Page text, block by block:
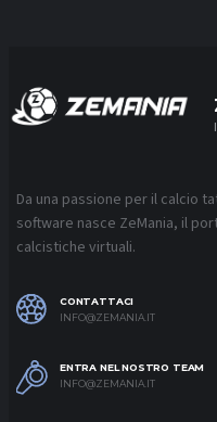
Da una passione per il calcio
software nasce ZeMania, il
calcistiche virtuali.
CONTATTACI
INFO@ZEMANIA.IT
ENTRA NEL NOSTRO TEAM
INFO@ZEMANIA.IT